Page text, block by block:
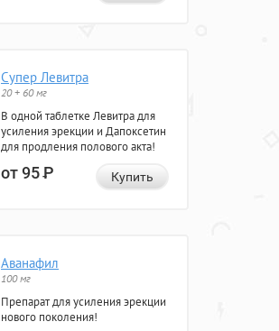
Супер Левитра
20 + 60 мг
В одной таблетке Левитра для
усиления эрекции и Дапоксетин
для продления полового акта!
от 95Р Купить
Аванафил
100 мг
Препарат для усиления эрекции
нового поколения!